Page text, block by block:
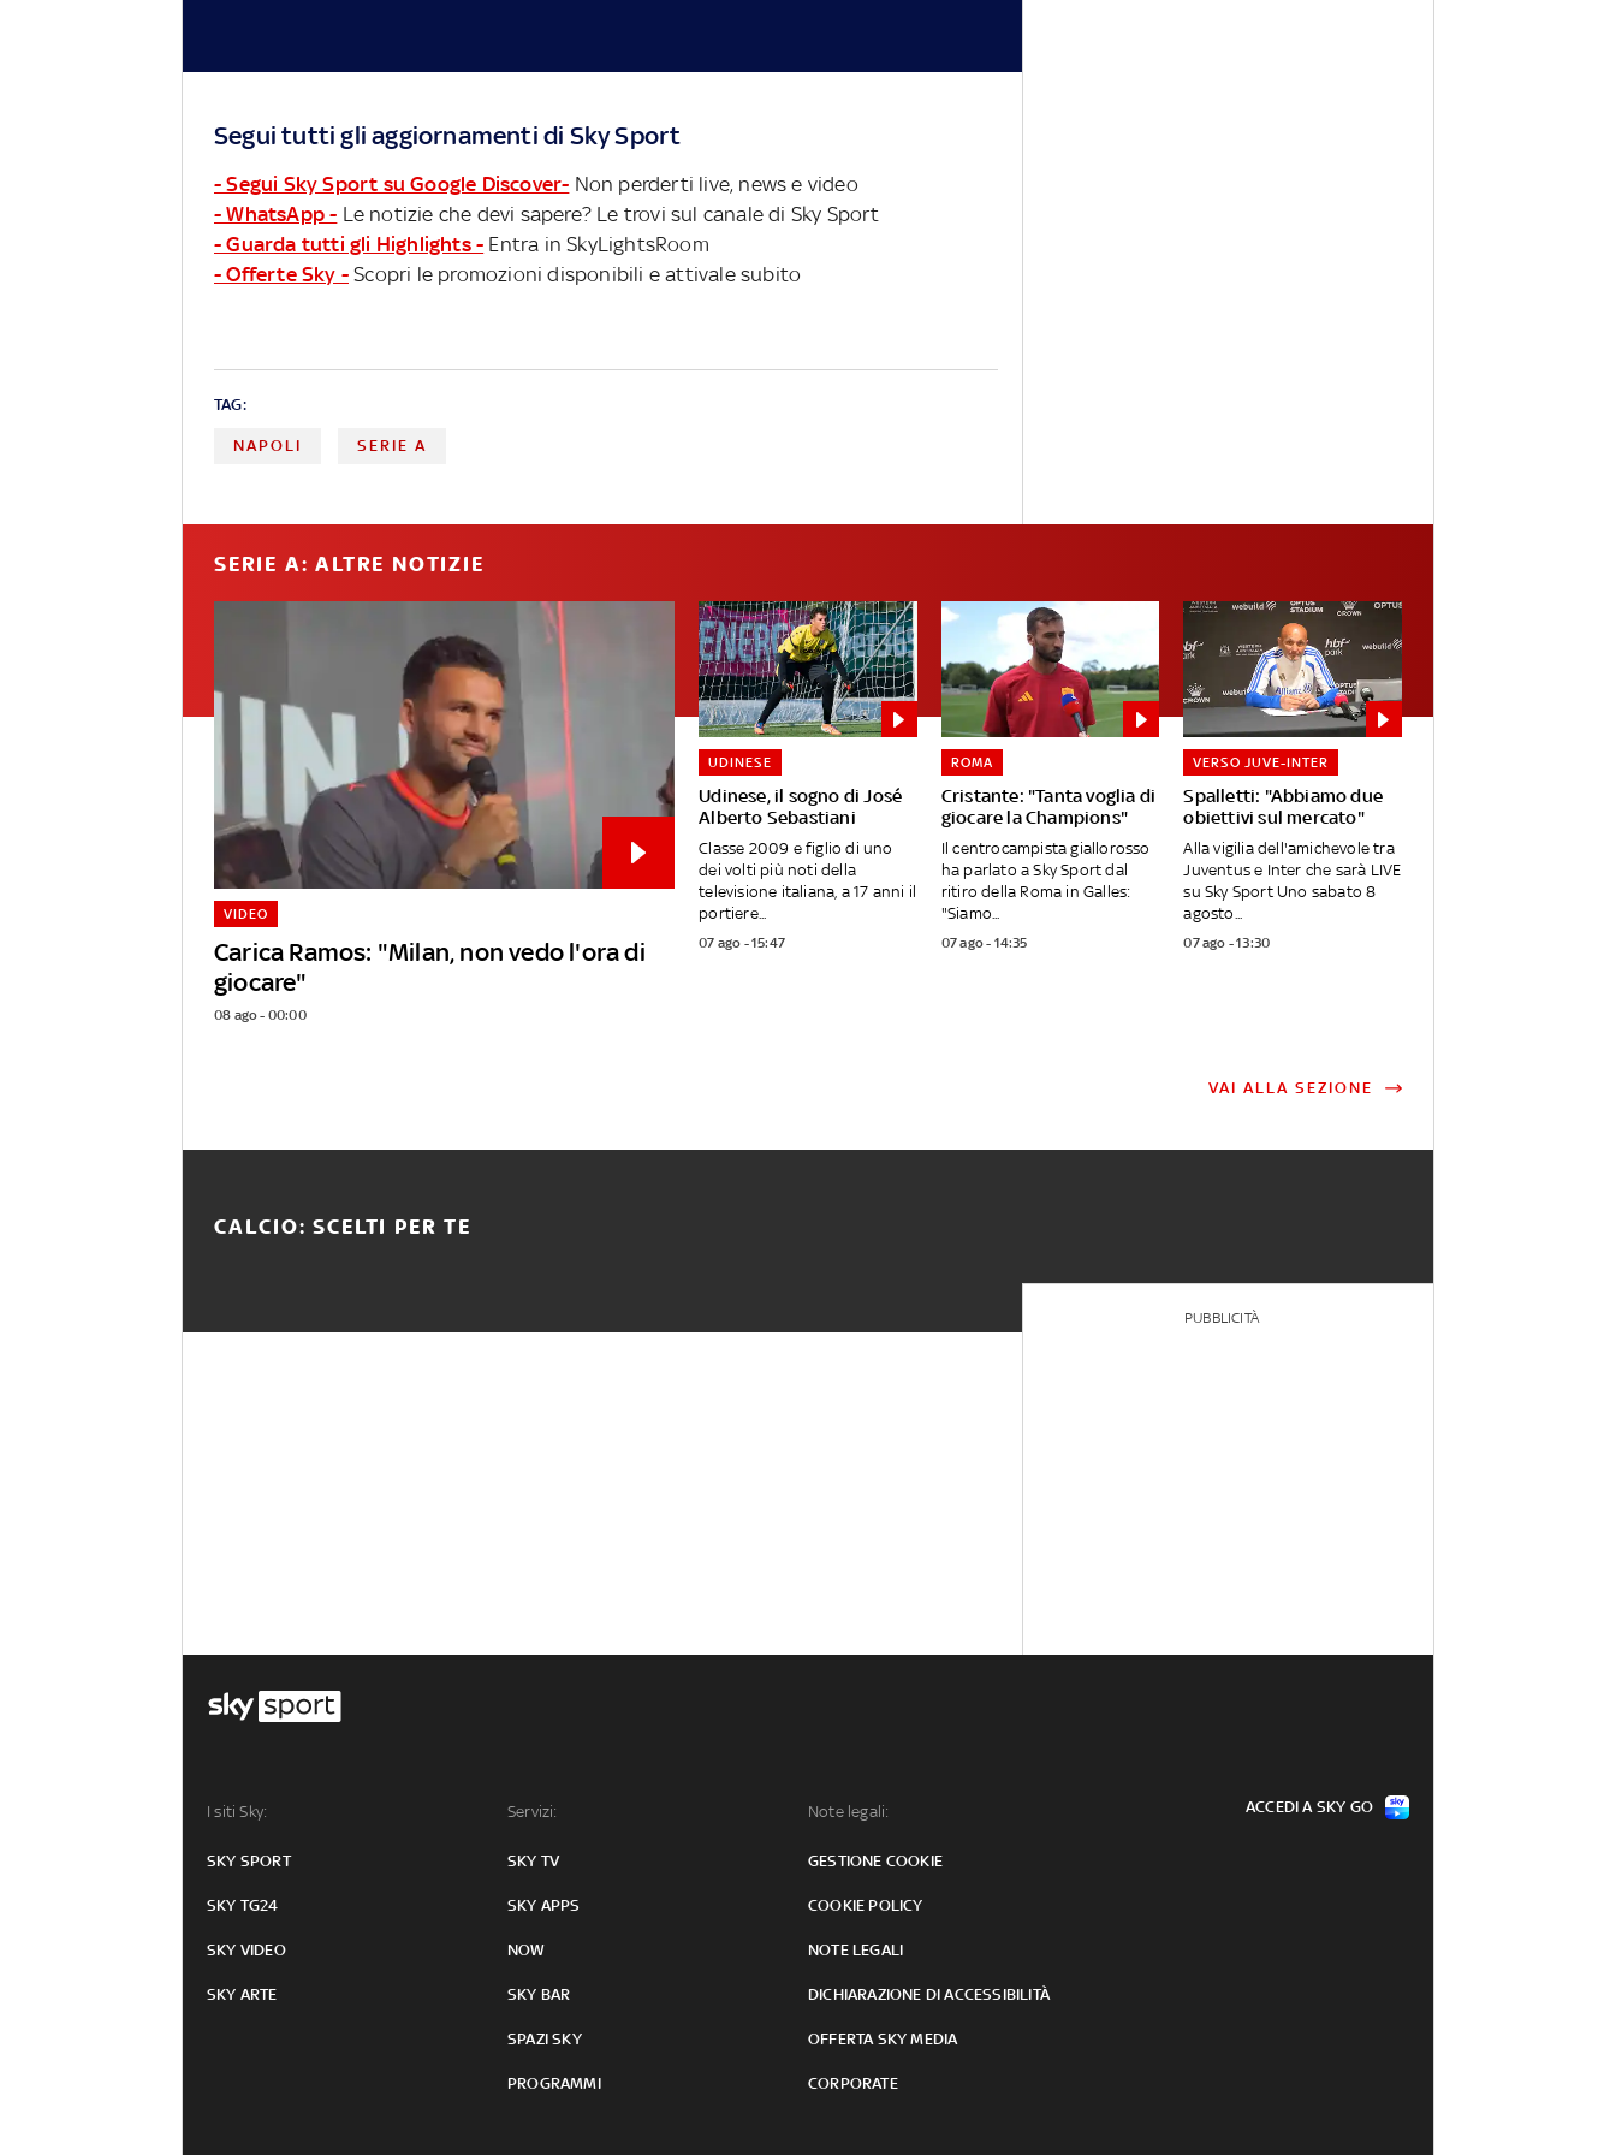
Segui tutti gli aggiornamenti di Sky Sport
- Segui Sky Sport su Google Discover- Non perderti live, news e video
- WhatsApp - Le notizie che devi sapere? Le trovi sul canale di Sky Sport
- Guarda tutti gli Highlights - Entra in SkyLightsRoom
- Offerte Sky - Scopri le promozioni disponibili e attivale subito
TAG:
NAPOLI SERIE A
SERIE A: ALTRE NOTIZIE
Carica Ramos: "Milan, non vedo l'ora di
giocare"
VIDEO
08 ago - 00:00
Udinese, il sogno di José
Alberto Sebastiani
UDINESE
Classe 2009 e figlio di uno
dei volti più noti della
televisione italiana, a 17 anni il
portiere...
07 ago - 15:47
Cristante: "Tanta voglia di
giocare la Champions"
ROMA
Il centrocampista giallorosso
ha parlato a Sky Sport dal
ritiro della Roma in Galles:
"Siamo...
07 ago - 14:35
Spalletti: "Abbiamo due
obiettivi sul mercato"
VERSO JUVE-INTER
Alla vigilia dell'amichevole tra
Juventus e Inter che sarà LIVE
su Sky Sport Uno sabato 8
agosto...
07 ago - 13:30
VAI ALLA SEZIONE
CALCIO: SCELTI PER TE
PUBBLICITÀ
I siti Sky:
SKY SPORT
SKY TG24
SKY VIDEO
SKY ARTE
Servizi:
SKY TV
SKY APPS
NOW
SKY BAR
SPAZI SKY
PROGRAMMI
Note legali:
GESTIONE COOKIE
COOKIE POLICY
NOTE LEGALI
DICHIARAZIONE DI ACCESSIBILITÀ
OFFERTA SKY MEDIA
CORPORATE
ACCEDI A SKY GO